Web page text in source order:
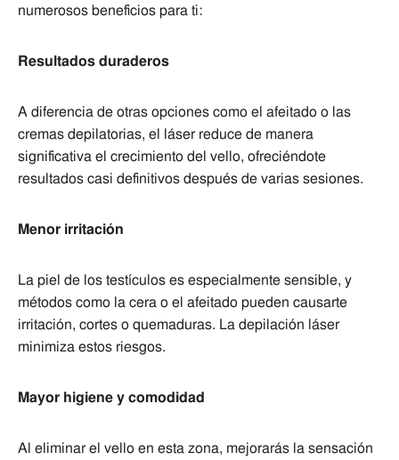
numerosos beneficios para ti:
Resultados duraderos
A diferencia de otras opciones como el afeitado o las
cremas depilatorias, el láser reduce de manera
significativa el crecimiento del vello, ofreciéndote
resultados casi definitivos después de varias sesiones.
Menor irritación
La piel de los testículos es especialmente sensible, y
métodos como la cera o el afeitado pueden causarte
irritación, cortes o quemaduras. La depilación láser
minimiza estos riesgos.
Mayor higiene y comodidad
Al eliminar el vello en esta zona, mejorarás la sensación